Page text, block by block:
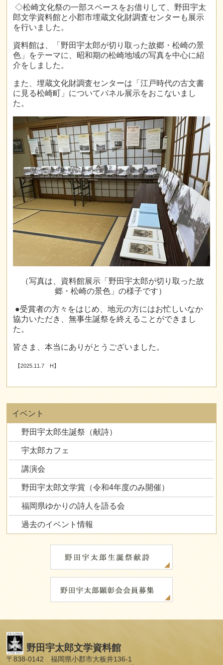
◇松崎文化祭の一部スペースをお借りして、野田宇太
郎文学資料館と小郡市埋蔵文化財調査センターも展示
を行いました。
資料館は、「野田宇太郎が切り取った故郷・松崎の景
色」をテーマに、昭和期の松崎地域の写真を中心に紹
介をしました。
また、埋蔵文化財調査センターは「江戸時代の古文書
に見る松崎町」についてパネル展示をおこないまし
た。
（写真は、資料館展示「野田宇太郎が切り取った故
郷・松崎の景色」の様子です）
●受賞者の方々をはじめ、地元の方にはお忙しいなか
協力いただき、無事生誕祭を終えることができまし
た。
皆さま、本当にありがとうございました。
【2025.11.7 H】
イベント
野田宇太郎生誕祭（献詩）
宇太郎カフェ
講演会
野田宇太郎文学賞（令和4年度のみ開催）
福岡県ゆかりの詩人を語る会
過去のイベント情報
野田宇太郎文学資料館
〒838-0142 福岡県小郡市大板井136-1